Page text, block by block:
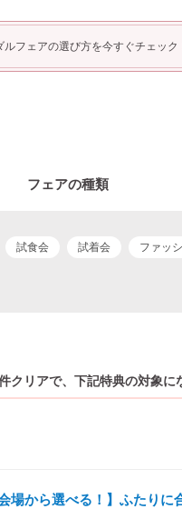
フェアの選び方を今すぐチェック
フェアの種類
試食会 試着会 ファッ
クリアで、 下記特典の対象に
場から選べる！】ふたり